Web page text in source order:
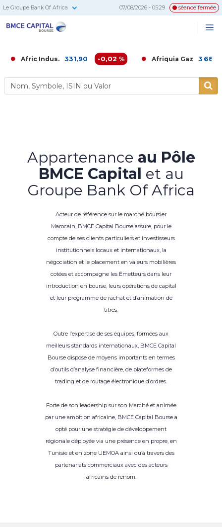
Le Groupe Bank Of Africa 07/08/2026 - 05:29 séance fermée
Indus. 331,90 -0,02 % Afriquia Gaz 3 686,00 -
Appartenance au Pôle
BMCE Capital et au
Groupe Bank Of Africa
Acteur de référence sur le marché boursier
Marocain, BMCE Capital Bourse assure, pour le
compte de ses clients particuliers et investisseurs
institutionnels locaux et internationaux, la
négociation et le placement en valeurs mobilières
cotées et accompagne les Émetteurs dans leur
introduction en bourse, leurs opérations de capital
et leur programme de rachat et d’animation de
titres.
Outre l’expertise de ses équipes, formées aux
meilleurs standards internationaux, BMCE Capital
Bourse dispose de moyens importants en termes
d’outils d’analyse financière, de plateformes de
trading et de routage électronique d’ordres.
Forte de son leadership sur son Marché et animée
par une ambition africaine, BMCE Capital Bourse a
opté pour une stratégie de développement
régionale déployée via une présence en propre, en
Tunisie et en zone UEMOA ainsi qu’à travers des
partenariats commerciaux avec des acteurs
africains de renom.